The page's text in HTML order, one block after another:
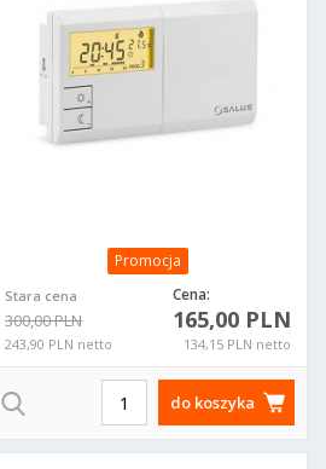
Promocja
Stara cena
300,00 PLN
243,90 PLN netto
Cena:
165,00 PLN
134,15 PLN netto
tygodniowy
przewowodwy
do koszyka